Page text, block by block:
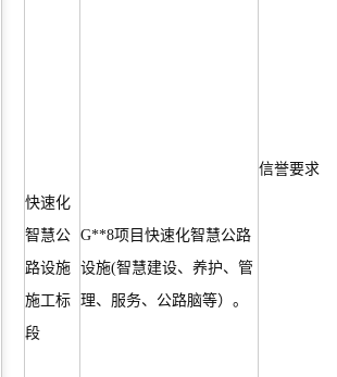
快速化
智慧公
路设施
施工标
段
G**8项目快速化智慧公路
设施(智慧建设、养护、管
理、服务、公路脑等）。
信誉要求